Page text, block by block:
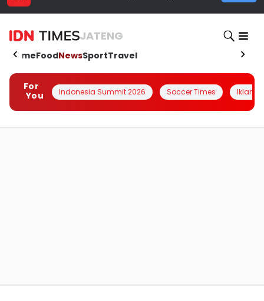
JATENG
HomeFoodNewsSportTravel
For
You
Indonesia Summit 2026 Soccer Times Iklanin